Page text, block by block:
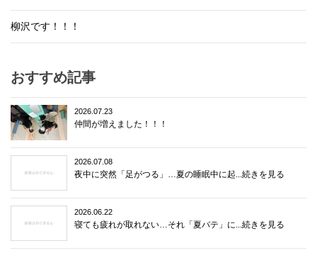
柳沢です！！！
おすすめ記事
2026.07.23
仲間が増えました！！！
2026.07.08
夜中に突然「足がつる」…夏の睡眠中に起...続きを見る
2026.06.22
寝ても疲れが取れない…それ「夏バテ」に...続きを見る